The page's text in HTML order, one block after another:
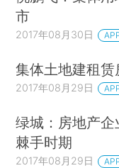
市
2017年08月30日
集体土地建租赁
2017年08月29日
绿城：房地产
棘手时期
2017年08月29日